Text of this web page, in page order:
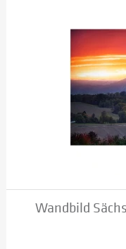
Wandbild